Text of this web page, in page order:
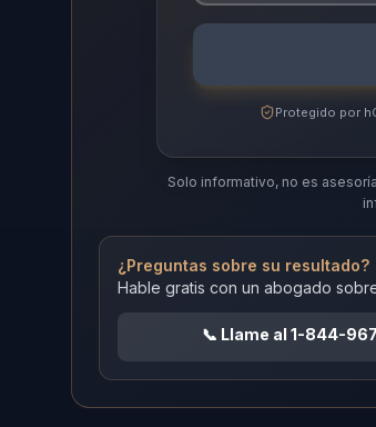
Protegido por
Solo informativo, no es
¿Preguntas sobre su resultado?
Hable gratis con un abogado
📞 Llame al 1-844-